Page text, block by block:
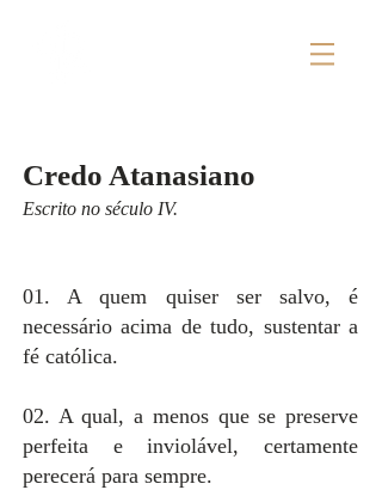
Credo Atanasiano
Escrito no século IV.
01. A quem quiser ser salvo, é
necessário acima de tudo, sustentar a
fé católica.
02. A qual, a menos que se preserve
perfeita e inviolável, certamente
perecerá para sempre.